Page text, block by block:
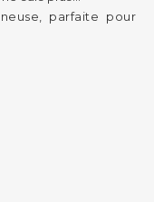
parfaite pour